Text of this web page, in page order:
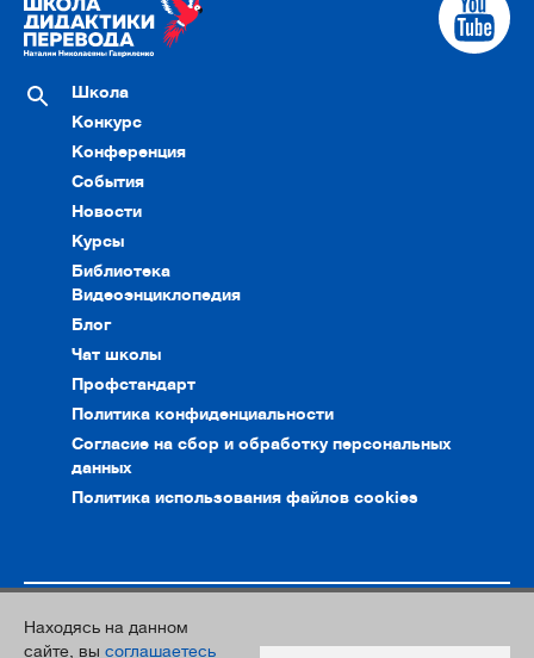
Школа
Конкурс
Конференция
События
Новости
Курсы
Библиотека
Видеоэнциклопедия
Блог
Чат школы
Профстандарт
Политика конфиденциальности
Согласие на сбор и обработку персональных
данных
Политика использования файлов cookies
© 2010–2026. Интернет-ресурс профессионального сообщества
преподавателей и переводчиков
Находясь на данном
сайте, вы соглашаетесь